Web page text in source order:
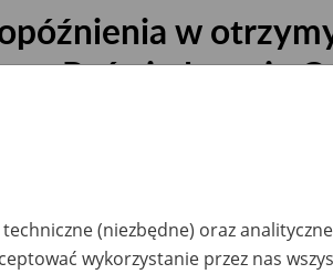
w
Poświadczenia
wniosków 500+ i
(niezbędne) oraz
wykorzystanie przez nas